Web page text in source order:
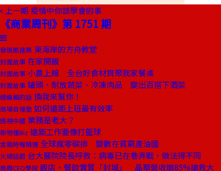
上一期 疫情中你該學會的事
《商業周刊》第 1751 期
發現酷建築 東海岸的方舟教堂
封面故事 在家開飯
封面故事 小農上線 全台好食材齊聚我家餐桌
封面故事 罐頭、耐放蔬菜、冷凍肉品 變出百搭下酒菜
總編輯的話 換我來幫你！
商場自慢塾 如何遠距上班最有效率
透視中國 業務是老大？
新物種Biz 遠距工作要像打籃球
金融時報精選 全球瘋零碳排 變數在貧窮產油國
火線話題 台大醫院院長呼救：病毒已在巷弄戰，做法得不同
商周CEO學院 飯店、餐飲實質「封城」 晶華營收崩85%搶救大